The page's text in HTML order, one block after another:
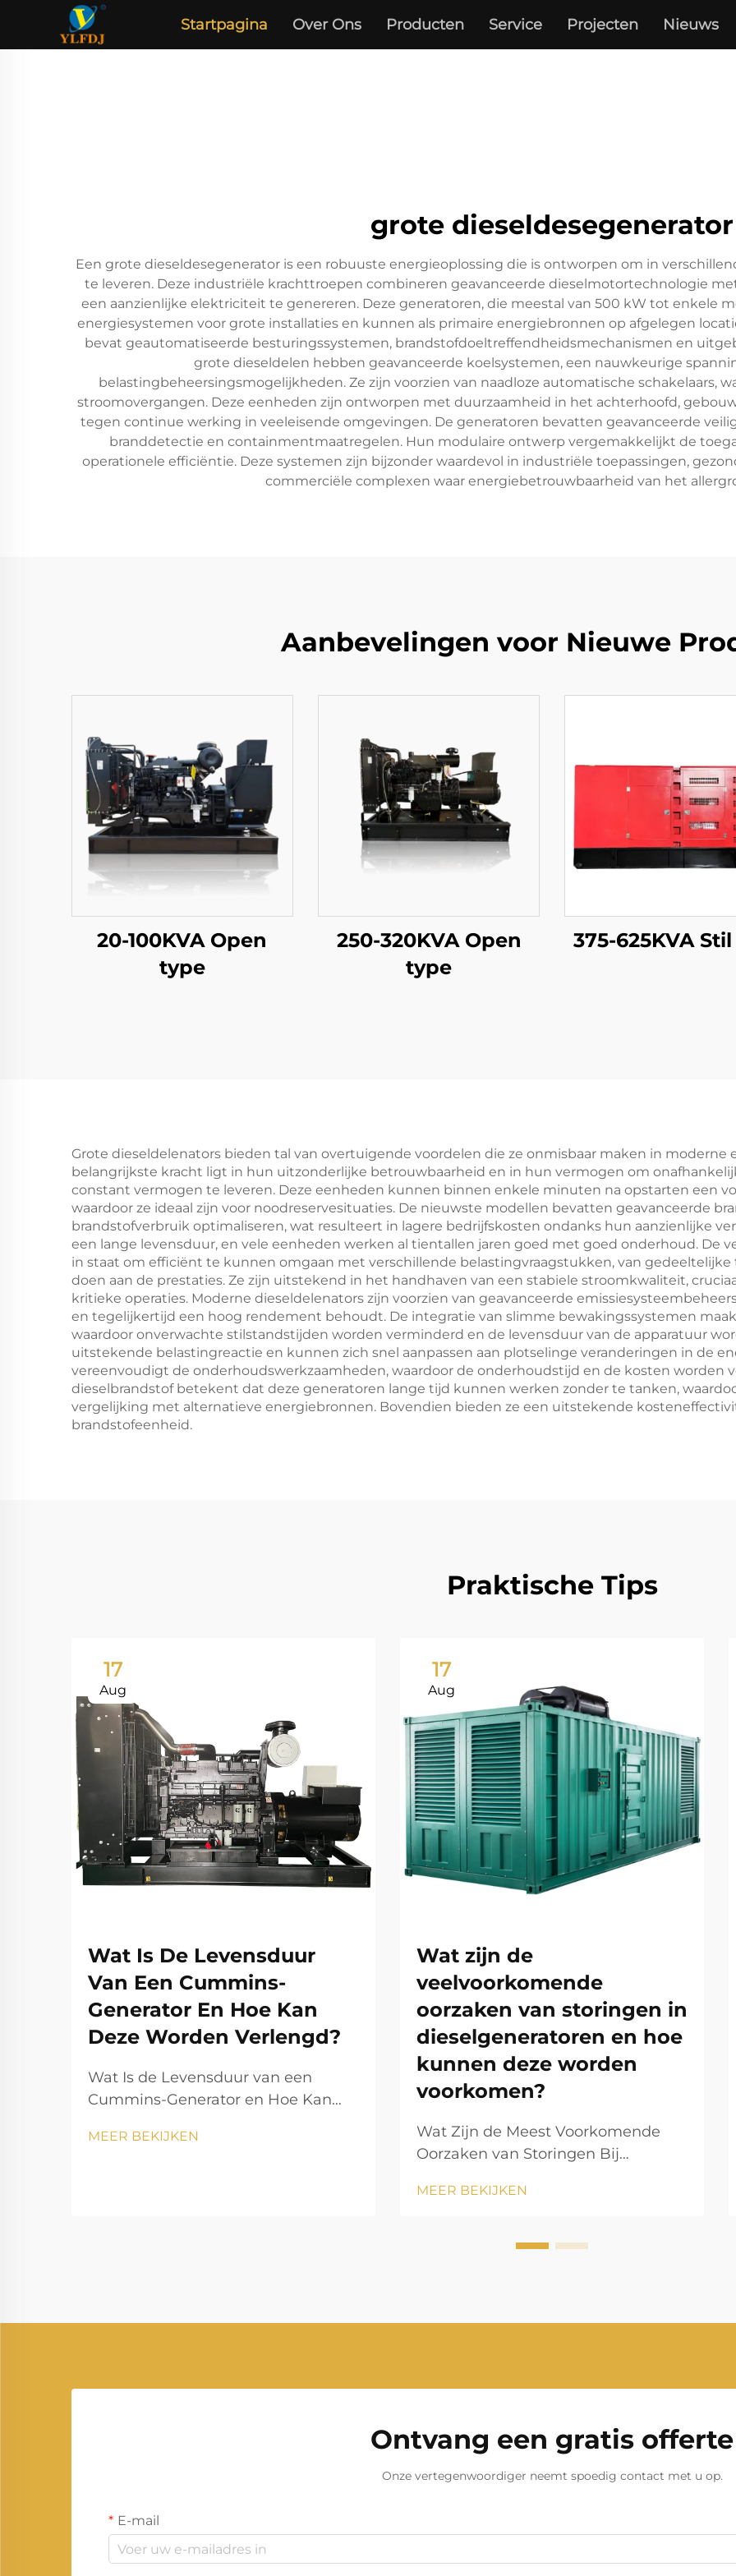
Startpagina Over Ons Producten Service Projecten Nieuws
grote dieseldesegenerator
Een grote dieseldesegenerator is een robuuste energieoplossing die is ontworpen om in
te leveren. Deze industriële krachttroepen combineren geavanceerde dieselmotortechnologie
een aanzienlijke elektriciteit te genereren. Deze generatoren, die meestal van 500 kW tot enkele
energiesystemen voor grote installaties en kunnen als primaire energiebronnen op afgelegen
bevat geautomatiseerde besturingssystemen, brandstofdoeltreffendheidsmechanismen en
grote dieseldelen hebben geavanceerde koelsystemen, een nauwkeurige
belastingbeheersingsmogelijkheden. Ze zijn voorzien van naadloze automatische schakelaars,
stroomovergangen. Deze eenheden zijn ontworpen met duurzaamheid in het achterhoofd,
tegen continue werking in veeleisende omgevingen. De generatoren bevatten geavanceerde
branddetectie en containmentmaatregelen. Hun modulaire ontwerp vergemakkelijkt de
operationele efficiëntie. Deze systemen zijn bijzonder waardevol in industriële toepassingen,
commerciële complexen waar energiebetrouwbaarheid van het
Aanbevelingen voor Nieuwe
20-100KVA Open
type
250-320KVA Open
type
375-625KVA
Grote dieseldelenators bieden tal van overtuigende voordelen die ze onmisbaar maken in moderne
belangrijkste kracht ligt in hun uitzonderlijke betrouwbaarheid en in hun vermogen om
constant vermogen te leveren. Deze eenheden kunnen binnen enkele minuten na opstarten een
waardoor ze ideaal zijn voor noodreservesituaties. De nieuwste modellen bevatten geavanceerde
brandstofverbruik optimaliseren, wat resulteert in lagere bedrijfskosten ondanks hun aanzienlijke
een lange levensduur, en vele eenheden werken al tientallen jaren goed met goed onderhoud. De
in staat om efficiënt te kunnen omgaan met verschillende belastingvraagstukken, van
doen aan de prestaties. Ze zijn uitstekend in het handhaven van een stabiele stroomkwaliteit,
kritieke operaties. Moderne dieseldelenators zijn voorzien van geavanceerde
en tegelijkertijd een hoog rendement behoudt. De integratie van slimme bewakingssystemen
waardoor onverwachte stilstandstijden worden verminderd en de levensduur van de apparatuur
uitstekende belastingreactie en kunnen zich snel aanpassen aan plotselinge veranderingen in de
vereenvoudigt de onderhoudswerkzaamheden, waardoor de onderhoudstijd en de kosten worden
dieselbrandstof betekent dat deze generatoren lange tijd kunnen werken zonder te tanken,
vergelijking met alternatieve energiebronnen. Bovendien bieden ze een uitstekende
brandstofeenheid.
Praktische Tips
17
Aug
Wat Is De Levensduur
Van Een Cummins-
Generator En Hoe Kan
Deze Worden Verlengd?
Wat Is de Levensduur van een
Cummins-Generator en Hoe Kan
Stromopwekking speelt een
MEER BEKIJKEN
17
Aug
Wat zijn de
veelvoorkomende
oorzaken van storingen in
dieselgeneratoren en hoe
kunnen deze worden
voorkomen?
Wat Zijn de Meest Voorkomende
Oorzaken van Storingen Bij
Hoe Kunnen Deze Worden
generator is een van de meest
MEER BEKIJKEN
Ontvang een gratis offerte
Onze vertegenwoordiger neemt spoedig contact met u op.
E-mail